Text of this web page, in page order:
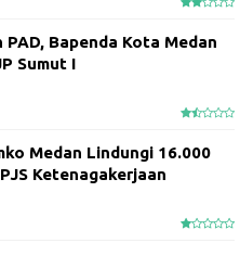
Bapenda Kota Medan
Sumut I
Medan Lindungi 16.000
Ketenagakerjaan